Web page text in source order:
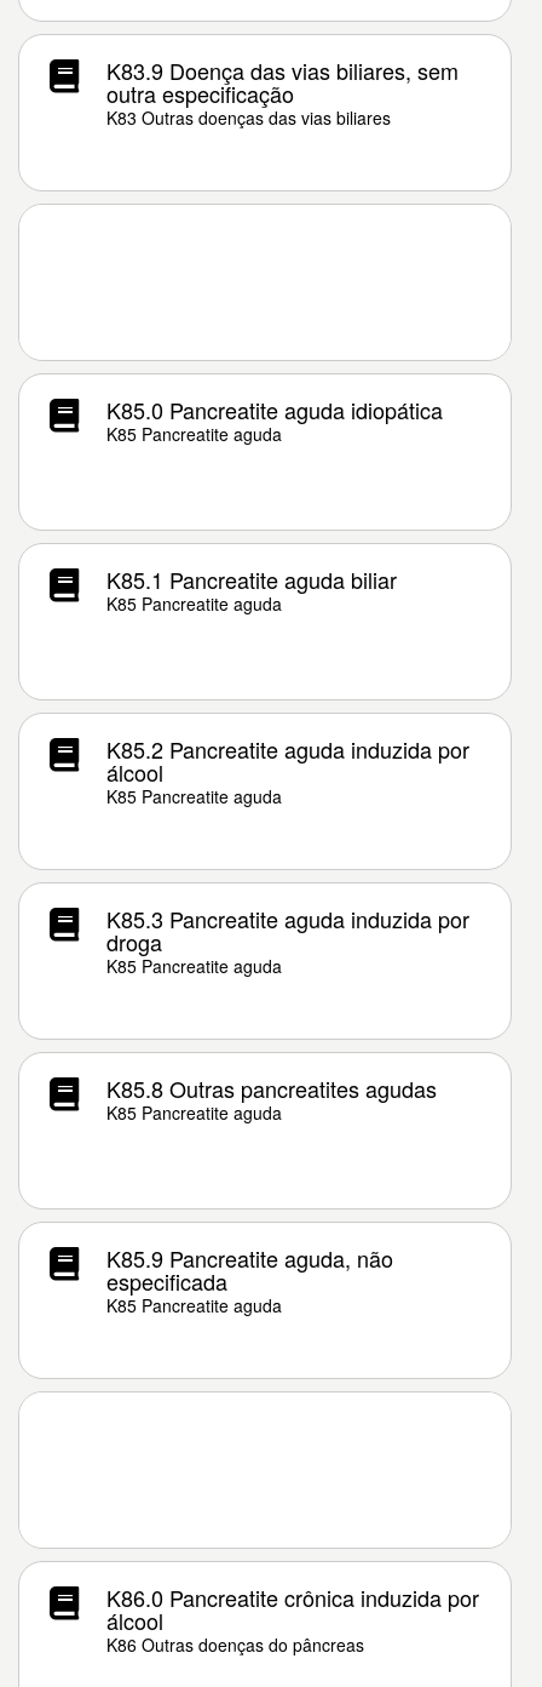
K83.9 Doença das vias biliares, sem
outra especificação
K83 Outras doenças das vias biliares
K85.0 Pancreatite aguda idiopática
K85 Pancreatite aguda
K85.1 Pancreatite aguda biliar
K85 Pancreatite aguda
K85.2 Pancreatite aguda induzida por
álcool
K85 Pancreatite aguda
K85.3 Pancreatite aguda induzida por
droga
K85 Pancreatite aguda
K85.8 Outras pancreatites agudas
K85 Pancreatite aguda
K85.9 Pancreatite aguda, não
especificada
K85 Pancreatite aguda
K86.0 Pancreatite crônica induzida por
álcool
K86 Outras doenças do pâncreas